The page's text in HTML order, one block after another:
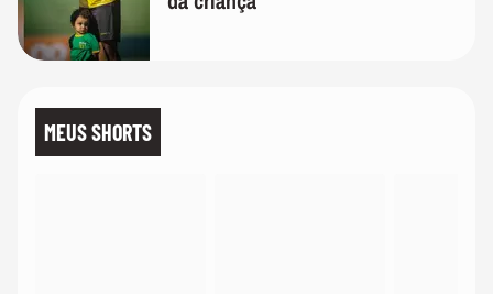
MEUS SHORTS